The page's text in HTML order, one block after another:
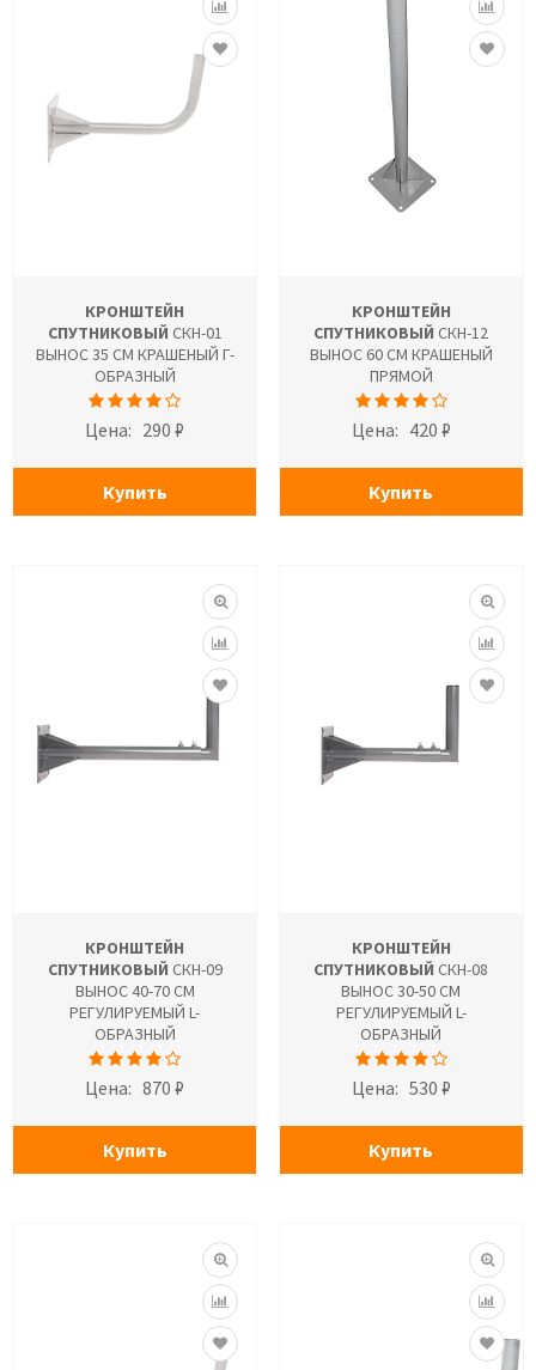
КРОНШТЕЙН
СПУТНИКОВЫЙ СКН-01
ВЫНОС 35 СМ КРАШЕНЫЙ Г-
ОБРАЗНЫЙ
Цена: 290 ₽
Купить
КРОНШТЕЙН
СПУТНИКОВЫЙ СКН-12
ВЫНОС 60 СМ КРАШЕНЫЙ
ПРЯМОЙ
Цена: 420 ₽
Купить
КРОНШТЕЙН
СПУТНИКОВЫЙ СКН-09
ВЫНОС 40-70 СМ
РЕГУЛИРУЕМЫЙ L-
ОБРАЗНЫЙ
Цена: 870 ₽
Купить
КРОНШТЕЙН
СПУТНИКОВЫЙ СКН-08
ВЫНОС 30-50 СМ
РЕГУЛИРУЕМЫЙ L-
ОБРАЗНЫЙ
Цена: 530 ₽
Купить